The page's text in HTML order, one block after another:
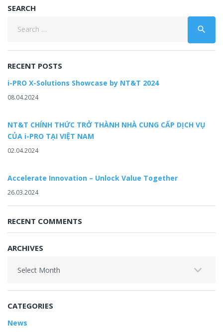
SEARCH
search
RECENT POSTS
i-PRO X-Solutions Showcase by NT&T 2024
08.04.2024
NT&T CHÍNH THỨC TRỞ THÀNH NHÀ CUNG CẤP DỊCH VỤ
CỦA i-PRO TẠI VIỆT NAM
02.04.2024
Accelerate Innovation – Unlock Value Together
26.03.2024
RECENT COMMENTS
ARCHIVES
CATEGORIES
News